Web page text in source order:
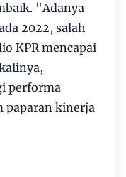
"Adanya
2022, salah
KPR mencapai
performa
paparan kinerja